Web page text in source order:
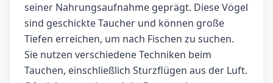
seiner Nahrungsaufnahme geprägt. Diese Vögel
sind geschickte Taucher und können große
Tiefen erreichen, um nach Fischen zu suchen.
Sie nutzen verschiedene Techniken beim
Tauchen, einschließlich Sturzflügen aus der Luft.